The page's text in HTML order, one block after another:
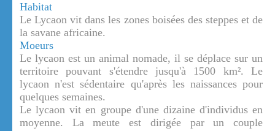
Habitat
Le Lycaon vit dans les zones boisées des steppes et de
la savane africaine.
Moeurs
Le lycaon est un animal nomade, il se déplace sur un
territoire pouvant s'étendre jusqu'à 1500 km². Le
lycaon n'est sédentaire qu'après les naissances pour
quelques semaines.
Le lycaon vit en groupe d'une dizaine d'individus en
moyenne. La meute est dirigée par un couple